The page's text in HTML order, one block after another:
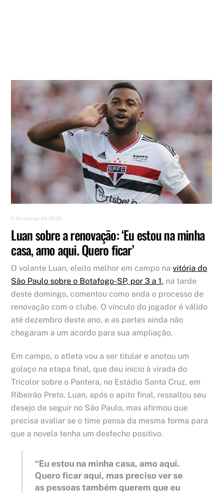
5 de março de 2023
Luan sobre a renovação: ‘Eu estou na minha
casa, amo aqui. Quero ficar’
O volante Luan, eleito melhor em campo navitória do
São Paulo sobre o Botafogo-SP, por 3 a 1, na tarde
deste domingo, comentou como anda o processo de
renovação com o clube. O vínculo do jogador é válido
até dezembro deste ano, e as partes ainda não
chegaram a um acordo para sua ampliação.
Em campo, o atleta vou a ser titular e anotou um
golaço na etapa final, que deu início à virada do
Tricolor sobre o Pantera, no Estádio Santa Cruz, em
Ribeirão Preto. Luan, após o apito final, ressaltou seu
desejo de seguir no São Paulo, mas afirmou que
precisa avaliar se o time pensa da mesma forma para
que a novela tenha um desfecho positivo.
“Eu estou na minha casa, amo aqui.
Quero ficar aqui, mas preciso ver se
as pessoas também querem que eu